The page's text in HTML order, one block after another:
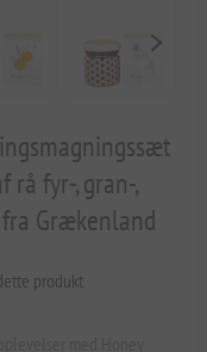
rå fyr-, gran-,
Grækenland
produkt